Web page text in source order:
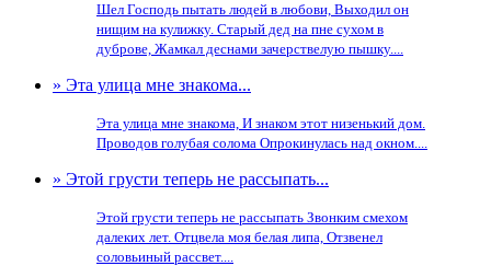
Шел Господь пытать людей в любови, Выходил он
нищим на кулижку. Старый дед на пне сухом в
дуброве, Жамкал деснами зачерствелую пышку....
» Эта улица мне знакома...
Эта улица мне знакома, И знаком этот низенький дом.
Проводов голубая солома Опрокинулась над окном....
» Этой грусти теперь не рассыпать...
Этой грусти теперь не рассыпать Звонким смехом
далеких лет. Отцвела моя белая липа, Отзвенел
соловьиный рассвет....